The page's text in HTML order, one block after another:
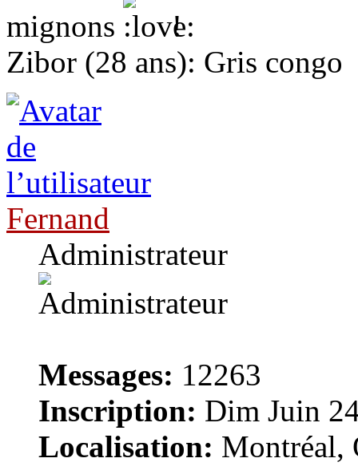
mignons
!
Zibor (28 ans): Gris congo
Fernand
Administrateur
Messages: 12263
Inscription: Dim Juin
Localisation: Montréal,